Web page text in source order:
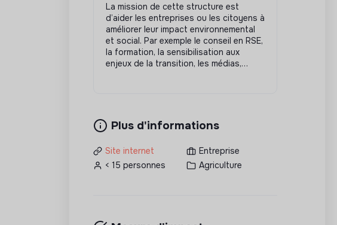
La mission de cette structure est
d’aider les entreprises ou les citoyens à
améliorer leur impact environnemental
et social. Par exemple le conseil en RSE,
la formation, la sensibilisation aux
enjeux de la transition, les médias,…
Plus d'informations
Site internet
Entreprise
< 15 personnes
Agriculture